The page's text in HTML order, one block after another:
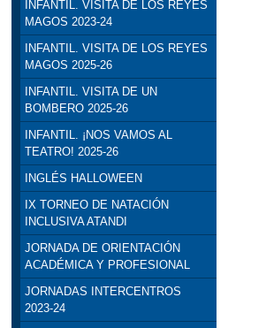
INFANTIL. VISITA DE LOS REYES
MAGOS 2023-24
INFANTIL. VISITA DE LOS REYES
MAGOS 2025-26
INFANTIL. VISITA DE UN
BOMBERO 2025-26
INFANTIL. ¡NOS VAMOS AL
TEATRO! 2025-26
INGLÉS HALLOWEEN
IX TORNEO DE NATACIÓN
INCLUSIVA ATANDI
JORNADA DE ORIENTACIÓN
ACADÉMICA Y PROFESIONAL
JORNADAS INTERCENTROS
2023-24